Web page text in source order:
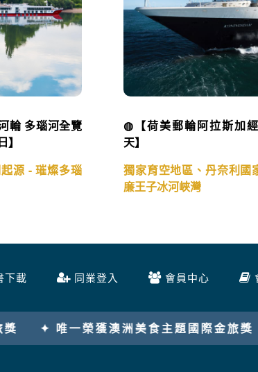
輪 多瑙河全覽
源 - 璀燦多瑙
◍【荷美郵輪阿拉斯加
天】
獨家育空地區、丹奈利國
廉王子冰河峽灣
下載 同業登入 會員中心
金旅獎 ✦ 2025唯一美加旅遊金旅獎